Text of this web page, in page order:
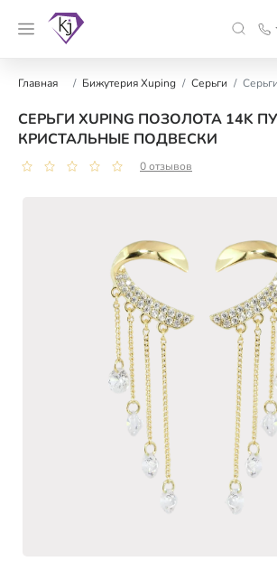
Главная Бижутерия Xuping Серьги
СЕРЬГИ XUPING ПОЗОЛОТА 14K
КРИСТАЛЬНЫЕ ПОДВЕСКИ
0 отзывов